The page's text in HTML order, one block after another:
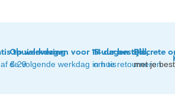
thuislevering
€ 29
Op werkdagen voor 15 uur besteld,
de volgende werkdag in huis
14 dagen tijd
om te retourneren
Discrete
met je